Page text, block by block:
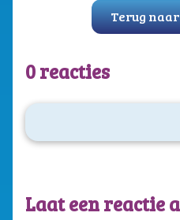
Terug
0 reacties
Laat een reactie